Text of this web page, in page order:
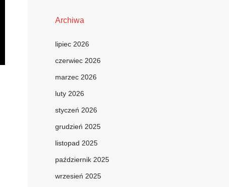
Archiwa
lipiec 2026
czerwiec 2026
marzec 2026
luty 2026
styczeń 2026
grudzień 2025
listopad 2025
październik 2025
wrzesień 2025